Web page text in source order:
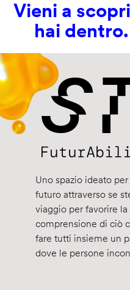
Vieni a
hai
Uno spazio ideato
futuro attraverso se
viaggio per favorire la
comprensione di ciò
fare tutti insieme un
dove le persone